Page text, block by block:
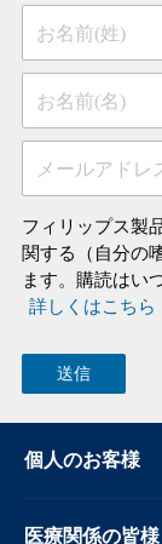
お名前(姓)
お名前(名)
メールアドレ
フィリップス製
関する（自分の
ます。購読はい
詳しくはこちら
個人のお客様
医療関係の皆様